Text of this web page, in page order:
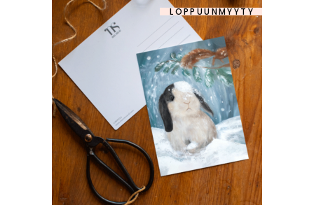
LOPPUUNMYYTY